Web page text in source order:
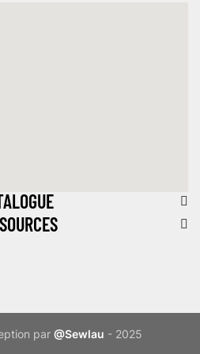
par @Sewlau - 2025